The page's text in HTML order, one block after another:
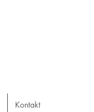
Kontakt